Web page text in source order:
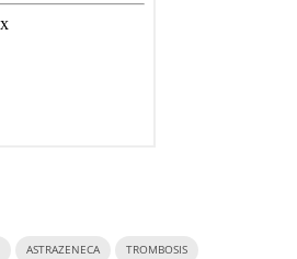
ASTRAZENECA TROMBOSIS